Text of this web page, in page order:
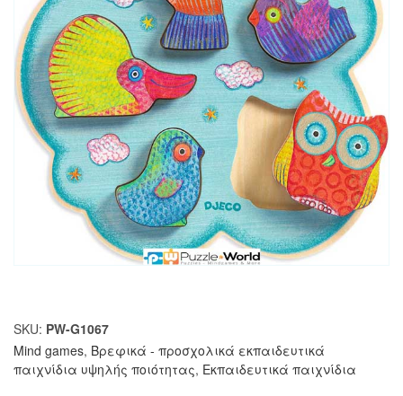
SKU: PW-G1067
Mind games, Βρεφικά - προσχολικά εκπαιδευτικά
παιχνίδια υψηλής ποιότητας, Εκπαιδευτικά παιχνίδια